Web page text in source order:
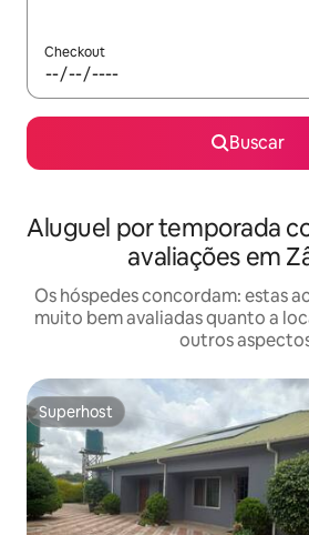
Checkout
Buscar
Aluguel por temporada
avaliações em
Os hóspedes concordam: estas
muito bem avaliadas quanto a
outros
Superhost
Superhost